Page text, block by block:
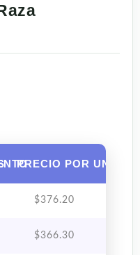
PRECIO POR UNIDAD
$376.20
$366.30